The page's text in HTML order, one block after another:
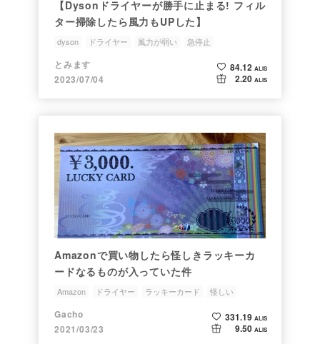
【Dysonドライヤーが勝手に止まる! フィル
ター掃除したら風力もUPした】
dyson ドライヤー 風力が弱い 急停止
とみます
2023/07/04
84.12 ALIS
2.20 ALIS
Amazonで買い物したら怪しきラッキーカ
ードなるものが入っていた件
Amazon ドライヤー ラッキーカード
怪しい
何か入ってた
Gacho
2021/03/23
331.19 ALIS
9.50 ALIS